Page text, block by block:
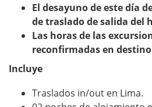
El desayuno de este día
de traslado de salida del
Las horas de las
reconfirmadas en
Incluye
Traslados in/out en Lima.